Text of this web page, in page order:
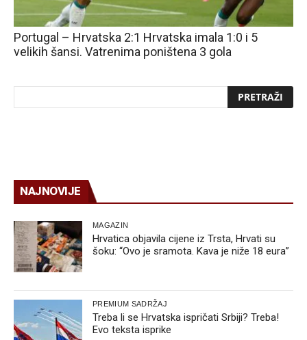
Portugal – Hrvatska 2:1 Hrvatska imala 1:0 i 5
velikih šansi. Vatrenima poništena 3 gola
NAJNOVIJE
MAGAZIN
Hrvatica objavila cijene iz Trsta, Hrvati su
šoku: “Ovo je sramota. Kava je niže 18 eura”
PREMIUM SADRŽAJ
Treba li se Hrvatska ispričati Srbiji? Treba!
Evo teksta isprike